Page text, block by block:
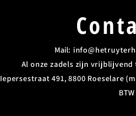
Mail: ​
Al onze zadels zijn
Iepersestraat 491, 8800 Roeselare